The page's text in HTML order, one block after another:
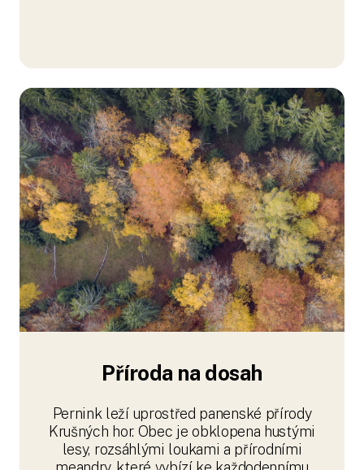
Příroda na dosah
Pernink leží uprostřed panenské přírody
Krušných hor. Obec je obklopena hustými
lesy, rozsáhlými loukami a přírodními